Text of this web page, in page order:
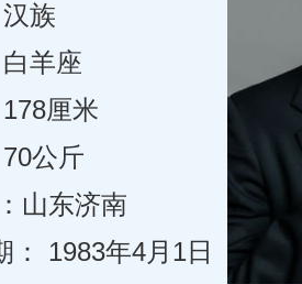
族
羊座
厘米
公斤
东济南
1983年4月1日